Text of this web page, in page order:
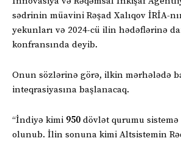
sədrinin müavini Rəşad Xalıqov İRİA-
yekunları və 2024-cü ilin hədəflərinə
konfransında deyib.
Onun sözlərinə görə, ilkin mərhələdə
inteqrasiyasına başlanacaq.
“İndiyə kimi 950 dövlət qurumu
olunub. İlin sonuna kimi Altsistemin